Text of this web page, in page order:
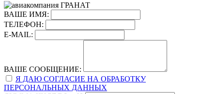
ВАШЕ ИМЯ:
ТЕЛЕФОН:
E-MAIL:
ВАШЕ СООБЩЕНИЕ:
Я ДАЮ СОГЛАСИЕ НА ОБРАБОТКУ
ПЕРСОНАЛЬНЫХ ДАННЫХ